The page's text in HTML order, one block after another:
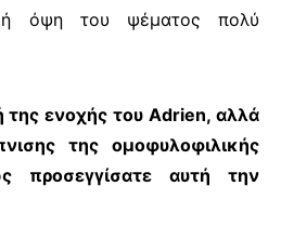
όψη του ψέματος πολύ
της ενοχής τουAdrien, αλλά
της ομοφυλοφιλικής
προσεγγίσατε αυτή την